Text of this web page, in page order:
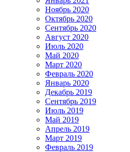
Ноябрь 2020
Октябрь 2020
Сентябрь 2020
Август 2020
Июль 2020
Май 2020
Март 2020
Февраль 2020
Январь 2020
Декабрь 2019
Сентябрь 2019
Июль 2019
Май 2019
Апрель 2019
Март 2019
Февраль 2019